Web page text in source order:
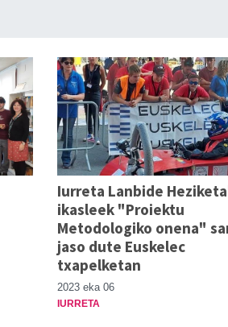
Iurreta Lanbide
ikasleek "Proiektu
Metodologiko onena"
jaso dute Euskelec
txapelketan
2023 eka 06
IURRETA